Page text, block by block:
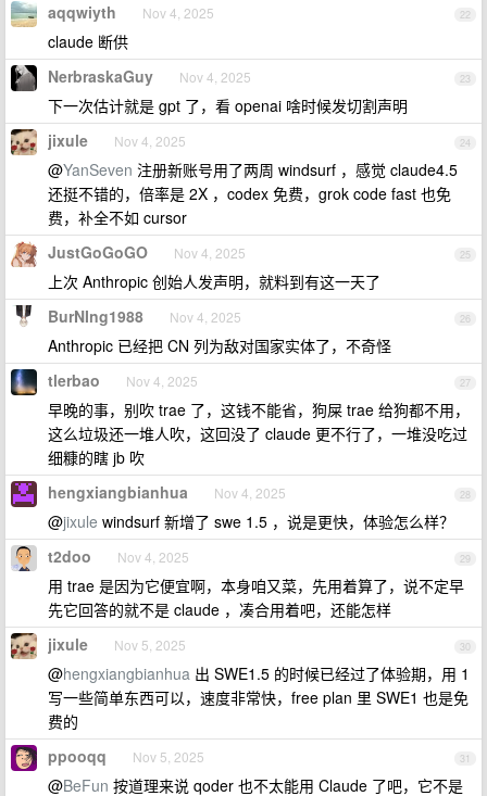
22
aqqwiyth Nov 4, 2025
claude 断供
23
NerbraskaGuy Nov 4, 2025
下一次估计就是 gpt 了，看 openai 啥时候发切割声明
24
jixule Nov 4, 2025
@YanSeven 注册新账号用了两周 windsurf ，感觉 claude4.5
还挺不错的，倍率是 2X ，codex 免费，grok code fast 也免
费，补全不如 cursor
25
JustGoGoGO Nov 4, 2025
上次 Anthropic 创始人发声明，就料到有这一天了
26
BurNIng1988 Nov 4, 2025
Anthropic 已经把 CN 列为敌对国家实体了，不奇怪
27
tlerbao Nov 4, 2025
早晚的事，别吹 trae 了，这钱不能省，狗屎 trae 给狗都不用，
这么垃圾还一堆人吹，这回没了 claude 更不行了，一堆没吃过
细糠的瞎 jb 吹
28
hengxiangbianhua Nov 4, 2025
@jixule windsurf 新增了 swe 1.5 ，说是更快，体验怎么样？
29
t2doo Nov 4, 2025
用 trae 是因为它便宜啊，本身咱又菜，先用着算了，说不定早
先它回答的就不是 claude ，凑合用着吧，还能怎样
30
jixule Nov 5, 2025
@hengxiangbianhua 出 SWE1.5 的时候已经过了体验期，用 1
写一些简单东西可以，速度非常快，free plan 里 SWE1 也是免
费的
31
ppooqq Nov 5, 2025
@BeFun 按道理来说 qoder 也不太能用 Claude 了吧，它不是